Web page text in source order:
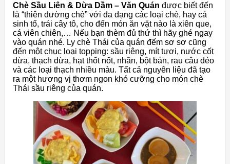
Chè Sầu Liên & Dừa Dầm – Văn Quán được biết đến
là “thiên đường chè” với đa dạng các loại chè, hay cả
sinh tố, trái cây tô, cho đến món ăn vặt nào là xiên que,
cá viên chiên,… Nếu bạn thèm đủ thứ thì hãy ghé ngay
vào quán nhé. Ly chè Thái của quán đếm sơ sơ cũng
đến một chục loại topping: sầu riêng, mít tươi, nước cốt
dừa, thạch dừa, hạt thốt nốt, nhãn, bột bán, rau câu dẻo
và các loại thạch nhiều màu. Tất cả nguyên liệu đã tạo
ra một hương vị thơm ngon khó cưỡng cho món chè
Thái sầu riêng của quán.